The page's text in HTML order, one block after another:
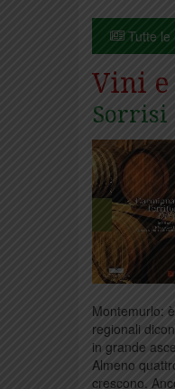
Tutte le
Vini
Sorrisi
Montemurlo:
regionali
in grande
Almeno
crescono.